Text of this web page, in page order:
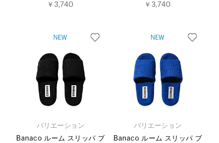
￥3,740
￥3,740
バリエーション
Banaco ルーム スリッパ ブ
バリエーション
Banaco ルーム スリッパ ブ